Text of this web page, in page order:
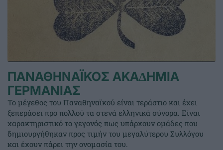
ΠΑΝΑΘΗΝΑΪΚΟΣ ΑΚΑ∆ΗΜΙΑ
ΓΕΡΜΑΝΙΑΣ
Το μέγεθος του Παναθηναϊκού είναι τεράστιο και έχει
ξεπεράσει προ πολλού τα στενά ελληνικά σύνορα. Είναι
χαρακτηριστικό το γεγονός πως υπάρχουν ομάδες που
δημιουργήθηκαν προς τιμήν του μεγαλύτερου Συλλόγου
και έχουν πάρει την ονομασία του.